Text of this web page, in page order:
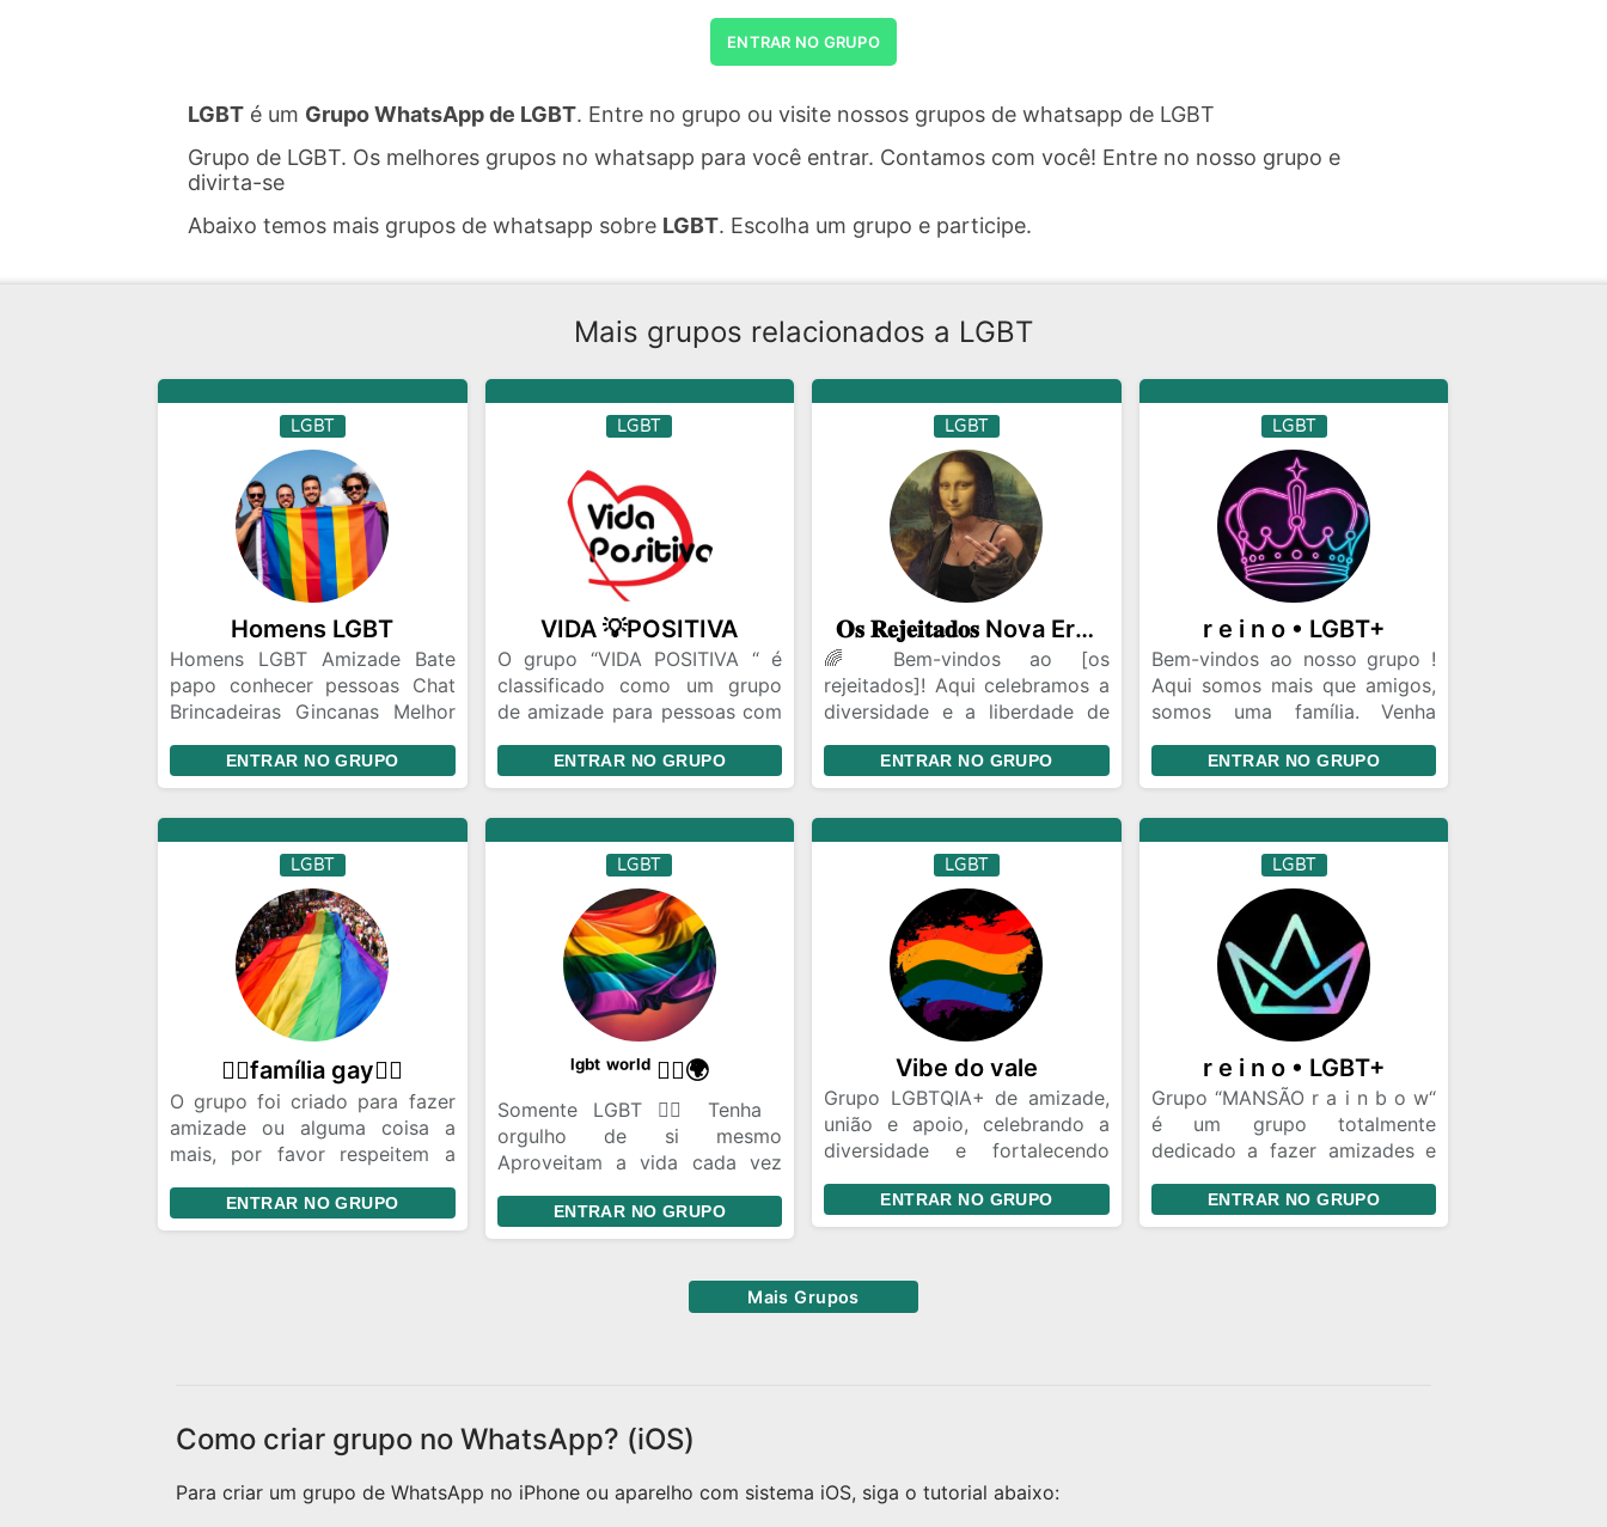
ENTRAR NO GRUPO
LGBT é um Grupo WhatsApp de LGBT. Entre no grupo ou visite nossos grupos de whatsapp de LGBT
Grupo de LGBT. Os melhores grupos no whatsapp para você entrar. Contamos com você! Entre no nosso grupo e
divirta-se
Abaixo temos mais grupos de whatsapp sobre LGBT. Escolha um grupo e participe.
Mais grupos relacionados a LGBT
LGBT
Homens LGBT
Homens LGBT Amizade Bate
papo conhecer pessoas Chat
Brincadeiras Gincanas Melhor
ENTRAR NO GRUPO
LGBT
VIDA 💡POSITIVA
O grupo “VIDA POSITIVA “ é
classificado como um grupo
de amizade para pessoas com
relacionamentos duradouros.
Importância dos Grupos de
Amizade: Psicólogos ressaltam
a importância desses grupos
na juventude para o senso de
pertencimento, com o universo
virtual facilitando a formação
de amizades. Benefícios do
Grupo No grupo “VIDA
POSITIVA“, os participantes
podem conversar sobre temas
de interesse comum, aprender
e fazer amizades.
ENTRAR NO GRUPO
LGBT
𝐎𝐬 𝐑𝐞𝐣𝐞𝐢𝐭𝐚𝐝𝐨𝐬 Nova Era by rodrigo
🌈 Bem-vindos ao [os
rejeitados]! Aqui celebramos a
diversidade e a liberdade de
espaço seguro e acolhedor
para pessoas LGBTQIAPN+ e
aliados discutirem,
compartilharem histórias,
oferecerem apoio e se
conectarem. Seja para
desabafar, trocar informações
ou apenas bater um papo,
você está entre amigos.
ENTRAR NO GRUPO
LGBT
r e i n o • LGBT+
Bem-vindos ao nosso grupo !
Aqui somos mais que amigos,
somos uma família. Venha
“REINO LGBT+“ Ao entrar,
apresente-se com nome, idade
e cidade, para podermos
conhecê-lo(a) melhor. Sejam
bem-vindos! Basta entrar em
nosso grupo pelo link de
whatsapp clique e participe.
ENTRAR NO GRUPO
LGBT
🏳‍🌈família gay🏳‍🌈
O grupo foi criado para fazer
amizade ou alguma coisa a
mais, por favor respeitem a
alguma coisa falem com o(s)
ADMS Sejam bem vindos meus
ENTRAR NO GRUPO
LGBT
ˡᵍᵇᵗ ʷᵒʳˡᵈ 🏳️‍🌈🌍
Somente LGBT 🏳️‍🌈 Tenha
orgulho de si mesmo
Aproveitam a vida cada vez
por isso falo a todos vocês 🏳️‍🌈
💌
ENTRAR NO GRUPO
LGBT
Vibe do vale
Grupo LGBTQIA+ de amizade,
união e apoio, celebrando a
diversidade e fortalecendo
ENTRAR NO GRUPO
LGBT
r e i n o • LGBT+
Grupo “MANSÃO r a i n b o w“
é um grupo totalmente
dedicado a fazer amizades e
conversa fora, conhecer
pessoas e fazer amizade é o
ENTRAR NO GRUPO
Mais Grupos
Como criar grupo no WhatsApp? (iOS)
Para criar um grupo de WhatsApp no iPhone ou aparelho com sistema iOS, siga o tutorial abaixo: